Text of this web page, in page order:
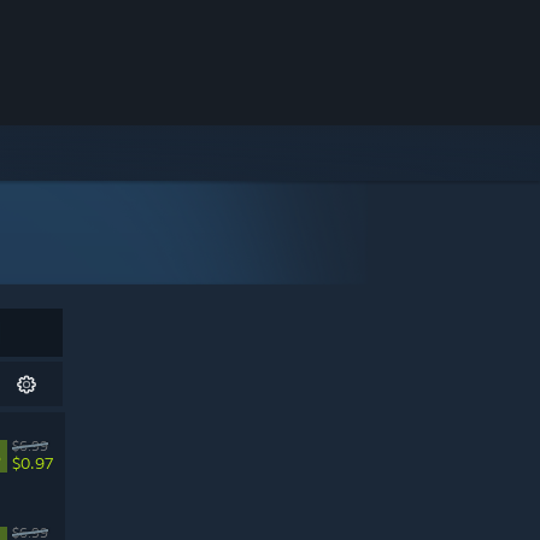
$6.99
$0.97
$6.99